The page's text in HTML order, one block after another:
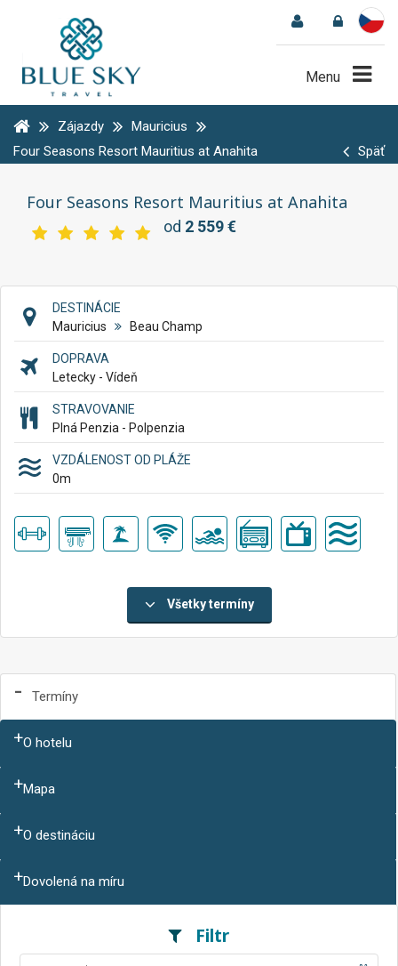
Menu
Zájazdy
Mauricius
Four Seasons Resort Mauritius at Anahita
Späť
Four Seasons Resort Mauritius at Anahita
od 2 559 €
DESTINÁCIE
Mauricius
Beau Champ
DOPRAVA
Letecky - Vídeň
STRAVOVANIE
Plná Penzia - Polpenzia
VZDÁLENOST OD PLÁŽE
0m
Všetky termíny
Termíny
O hotelu
Mapa
O destináciu
Dovolená na míru
Filtr